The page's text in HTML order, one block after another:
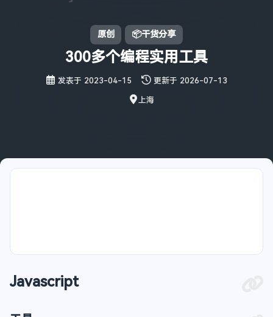
腾讯混元
字节豆包
原创 📦干货分享
300多个编程实用工具
发表于 2023-04-15 更新于 2026-07-13
上海
Javascript